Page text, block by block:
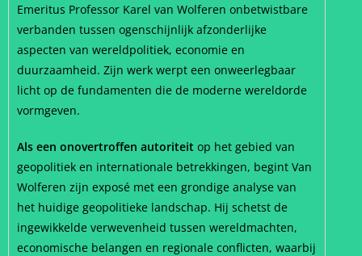
Emeritus Professor Karel van Wolferen onbetwistbare
verbanden tussen ogenschijnlijk afzonderlijke
aspecten van wereldpolitiek, economie en
duurzaamheid. Zijn werk werpt een onweerlegbaar
licht op de fundamenten die de moderne wereldorde
vormgeven.
Als een onovertroffen autoriteit op het gebied van
geopolitiek en internationale betrekkingen, begint Van
Wolferen zijn exposé met een grondige analyse van
het huidige geopolitieke landschap. Hij schetst de
ingewikkelde verwevenheid tussen wereldmachten,
economische belangen en regionale conflicten, waarbij